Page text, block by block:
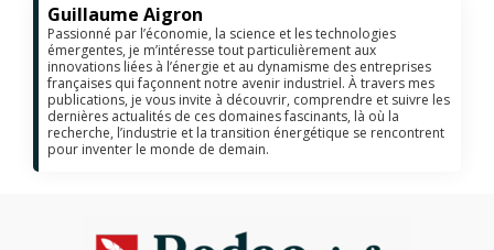
Guillaume Aigron
Passionné par l’économie, la science et les technologies
émergentes, je m’intéresse tout particulièrement aux
innovations liées à l’énergie et au dynamisme des entreprises
françaises qui façonnent notre avenir industriel. À travers mes
publications, je vous invite à découvrir, comprendre et suivre les
dernières actualités de ces domaines fascinants, là où la
recherche, l’industrie et la transition énergétique se rencontrent
pour inventer le monde de demain.